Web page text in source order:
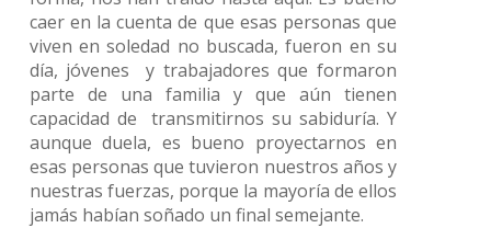
caer en la cuenta de que esas personas que
viven en soledad no buscada, fueron en su
día, jóvenes y trabajadores que formaron
parte de una familia y que aún tienen
capacidad de transmitirnos su sabiduría. Y
aunque duela, es bueno proyectarnos en
esas personas que tuvieron nuestros años y
nuestras fuerzas, porque la mayoría de ellos
jamás habían soñado un final semejante.